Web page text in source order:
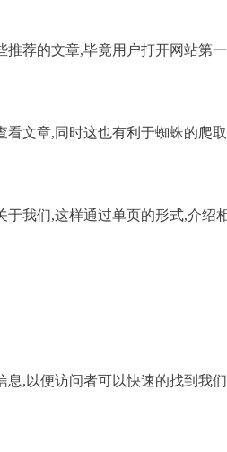
荐的文章,毕竟用户打开网站第
文章,同时这也有利于蜘蛛的爬取
我们,这样通过单页的形式,介绍
息,以便访问者可以快速的找到我们